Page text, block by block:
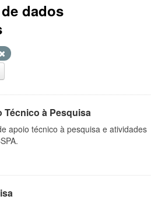
dados
à Pesquisa
apoio técnico à pesquisa e atividades